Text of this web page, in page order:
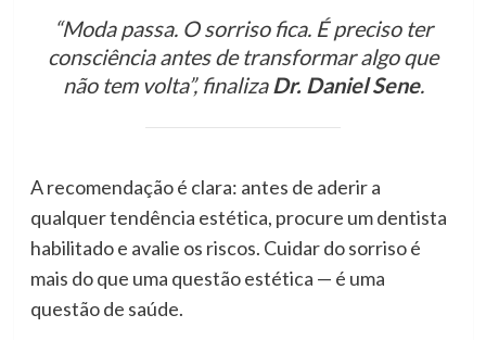
“Moda passa. O sorriso fica. É preciso ter
consciência antes de transformar algo que
não tem volta”, finalizaDr. Daniel Sene.
A recomendação é clara: antes de aderir a
qualquer tendência estética, procure um dentista
habilitado e avalie os riscos. Cuidar do sorriso é
mais do que uma questão estética — é uma
questão de saúde.